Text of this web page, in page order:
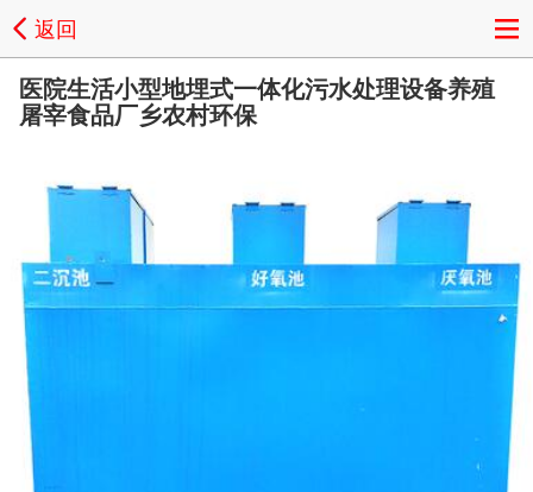
返回
医院生活小型地埋式一体化污水处理设备养殖
屠宰食品厂乡农村环保